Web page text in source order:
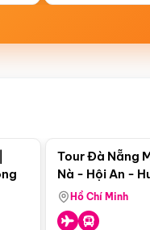
Tour Đà Nẵng
Nà - Hội An -
Động Thiên
Hồ Chí Minh